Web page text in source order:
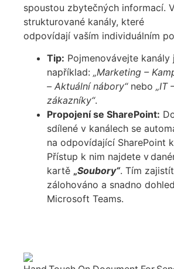
spoustou zbytečných informací.
strukturované kanály, které
odpovídají vaším individuálním
Tip: Pojmenovávejte kanály
například: „Marketing –
– Aktuální nábory“nebo „IT
zákazníky“.
Propojení se SharePoint:
sdílené v kanálech se
na odpovídající SharePoint
Přístup k nim najdete v
kartě „Soubory“. Tím
zálohováno a snadno
Microsoft Teams.